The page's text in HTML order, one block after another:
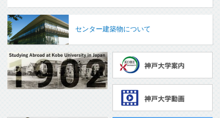
センター建築物について